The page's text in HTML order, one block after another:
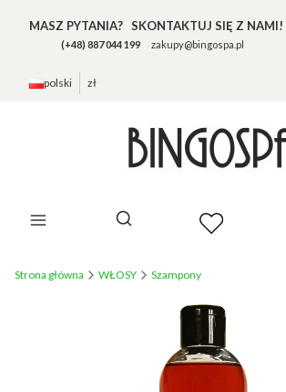
MASZ PYTANIA? SKONTAKTUJ SIĘ Z NAMI!
(+48) 887 044 199 zakupy@bingospa.pl
polski zł
Otwórz wyszukiwarkę
Strona główna WŁOSY Szampony